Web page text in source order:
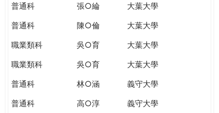
普通科
張○綸
大葉大學
普通科
陳○倫
大葉大學
職業類科
吳○育
大葉大學
職業類科
吳○育
大葉大學
普通科
林○涵
義守大學
普通科
高○淳
義守大學